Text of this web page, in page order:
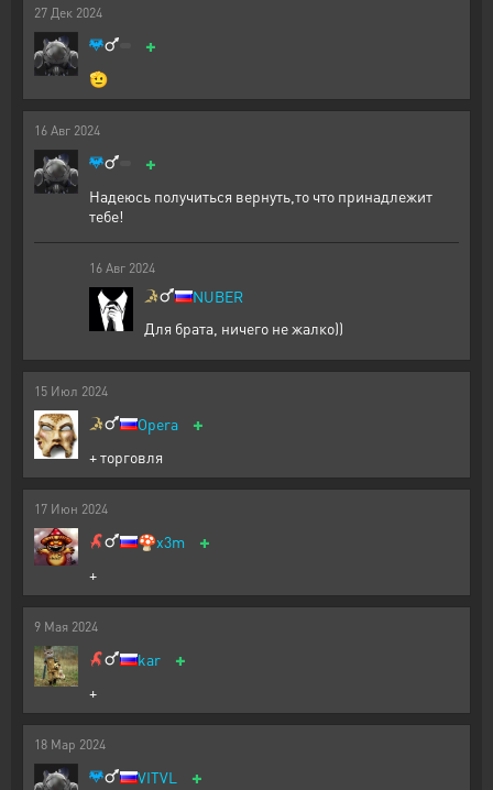
27 Дек 2024
+
🫡
16 Авг 2024
+
Надеюсь получиться вернуть,то что принадлежит
тебе!
16 Авг 2024
NUBER
Для брата, ничего не жалко))
15 Июл 2024
Opera +
+ торговля
17 Июн 2024
🍄x3m +
+
9 Мая 2024
kar +
+
18 Мар 2024
VITVL +